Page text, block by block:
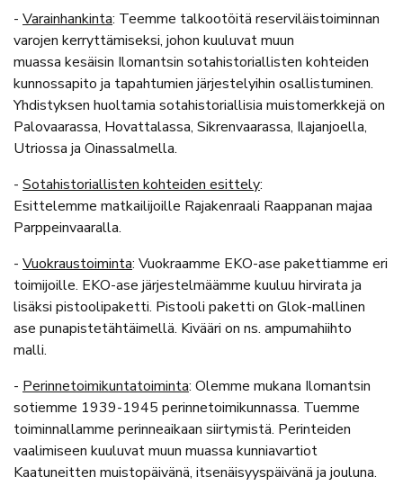
- Varainhankinta: Teemme talkootöitä reserviläistoiminnan
varojen kerryttämiseksi, johon kuuluvat muun
muassa kesäisin Ilomantsin sotahistoriallisten kohteiden
kunnossapito ja tapahtumien järjestelyihin osallistuminen.
Yhdistyksen huoltamia sotahistoriallisia muistomerkkejä on
Palovaarassa, Hovattalassa, Sikrenvaarassa, Ilajanjoella,
Utriossa ja Oinassalmella.
- Sotahistoriallisten kohteiden esittely:
Esittelemme matkailijoille Rajakenraali Raappanan majaa
Parppeinvaaralla.
- Vuokraustoiminta: Vuokraamme EKO-ase pakettiamme eri
toimijoille. EKO-ase järjestelmäämme kuuluu hirvirata ja
lisäksi pistoolipaketti. Pistooli paketti on Glok-mallinen
ase punapistetähtäimellä. Kivääri on ns. ampumahiihto
malli.
- Perinnetoimikuntatoiminta: Olemme mukana Ilomantsin
sotiemme 1939-1945 perinnetoimikunnassa. Tuemme
toiminnallamme perinneaikaan siirtymistä. Perinteiden
vaalimiseen kuuluvat muun muassa kunniavartiot
Kaatuneitten muistopäivänä, itsenäisyyspäivänä ja jouluna.